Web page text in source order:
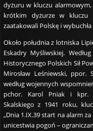
dyżuru w kluczu
krótkim dyżurze w kluczu
zaatakowali Polskę i
Około południa z lotniska
Eskadry Myśliwskiej.
Historycznego Polskich Sił
Mirosław Leśniewski,
według wojennych
pchor. Karol Pniak i kpr.
Skalskiego z 1941 roku,
„Dnia 1.IX.39 start na alarm
unicestwia pogoń –